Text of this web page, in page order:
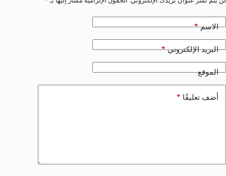
الاسم*
البريد الإلكتروني*
الموقع
أضف تعليقًا *